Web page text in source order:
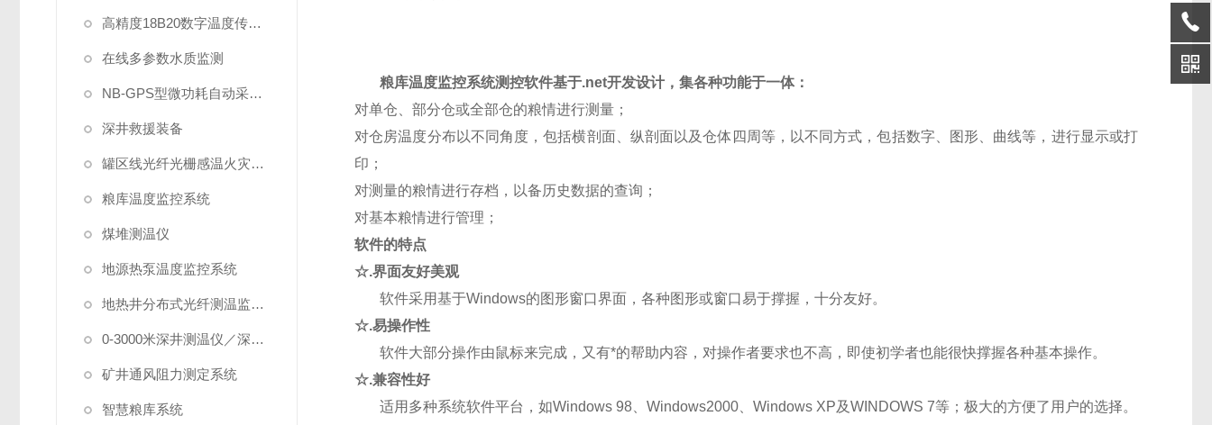
高精度18B20数字温度传感器
在线多参数水质监测
NB-GPS型微功耗自动采集系统
深井救援装备
罐区线光纤光栅感温火灾探测系统
粮库温度监控系统
煤堆测温仪
地源热泵温度监控系统
地热井分布式光纤测温监测系统
0-3000米深井测温仪／深水测温仪
矿井通风阻力测定系统
智慧粮库系统
粮库温度监控系统测控软件基于.net开发设计，集各种功能于一体：
对单仓、部分仓或全部仓的粮情进行测量；
对仓房温度分布以不同角度，包括横剖面、纵剖面以及仓体四周等，以不同方式，包括数字、图形、曲线等，进行显示或打
印；
对测量的粮情进行存档，以备历史数据的查询；
对基本粮情进行管理；
软件的特点
☆.界面友好美观
软件采用基于Windows的图形窗口界面，各种图形或窗口易于撑握，十分友好。
☆.易操作性
软件大部分操作由鼠标来完成，又有*的帮助内容，对操作者要求也不高，即使初学者也能很快撑握各种基本操作。
☆.兼容性好
适用多种系统软件平台，如Windows 98 、Windows2000 、Windows XP及WINDOWS 7等；极大的方便了用户的选择。